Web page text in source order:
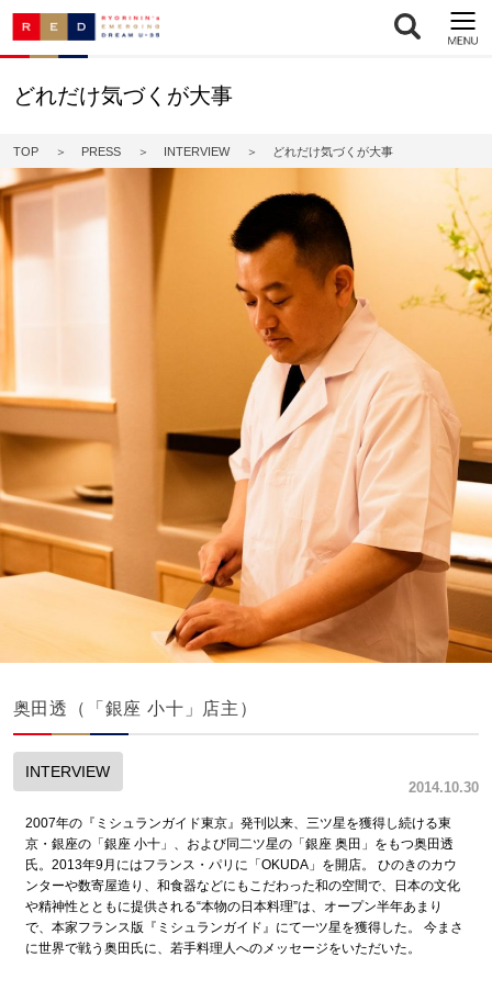
どれだけ気づくが大事
TOP PRESS INTERVIEW どれだけ気づくが大事
奥田透（「銀座 小十」店主）
INTERVIEW
2014.10.30
2007年の『ミシュランガイド東京』発刊以来、三ツ星を獲得し続ける東
京・銀座の「銀座 小十」、および同二ツ星の「銀座 奥田」をもつ奥田透
氏。2013年9月にはフランス・パリに「OKUDA」を開店。 ひのきのカウ
ンターや数寄屋造り、和食器などにもこだわった和の空間で、日本の文化
や精神性とともに提供される“本物の日本料理”は、オープン半年あまり
で、本家フランス版『ミシュランガイド』にて一ツ星を獲得した。 今まさ
に世界で戦う奥田氏に、若手料理人へのメッセージをいただいた。